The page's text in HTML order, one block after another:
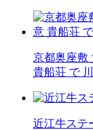
京都奥座敷
貴船荘 で
近江牛ステ